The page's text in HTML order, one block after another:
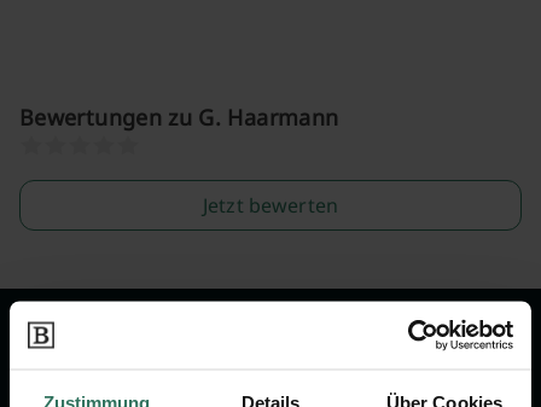
Zustimmung Details Über Cookies
Bewertungen zu G. Haarmann
Jetzt bewerten
Wir sind Ihr Ansprechpartner rund
um das Thema Bestattung &